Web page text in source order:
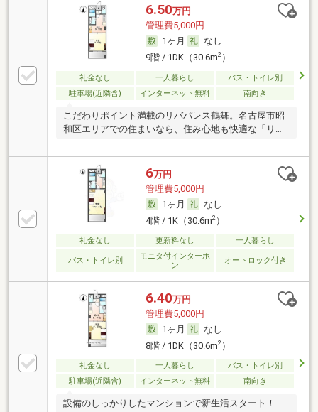
6.50万円
管理費5,000円
1ヶ月
なし
9階 / 1DK（30.6m2）
礼金なし 一人暮らし
バス・トイレ別
駐車場(近隣含)
インターネット無料 南向き
こだわりポイント満載のリバパレス鶴舞。名古屋市昭
和区エリアでの住まいなら、住み心地も快適な「リバ
6万円
管理費5,000円
1ヶ月
なし
4階 / 1K（30.6m2）
礼金なし 更新料なし 一人暮らし
バス・トイレ別
モニタ付インターホ
ン
オートロック付き
6.40万円
管理費5,000円
1ヶ月
なし
8階 / 1DK（30.6m2）
礼金なし 一人暮らし
バス・トイレ別
駐車場(近隣含)
インターネット無料 南向き
設備のしっかりしたマンションで新生活スタート！